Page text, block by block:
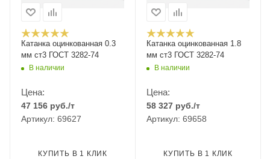
Катанка оцинкованная 0.3
мм ст3 ГОСТ 3282-74
В наличии
Цена:
47 156 руб./т
Артикул: 69627
КУПИТЬ В 1 КЛИК
Катанка оцинкованная 1.8
мм ст3 ГОСТ 3282-74
В наличии
Цена:
58 327 руб./т
Артикул: 69658
КУПИТЬ В 1 КЛИК